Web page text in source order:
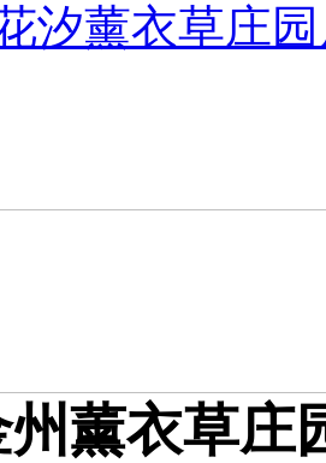
汐薰衣草庄
州薰衣草庄